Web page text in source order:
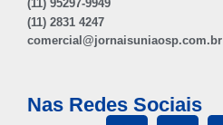
(11) 95297-9949
(11) 2831 4247
comercial@jornaisuniaosp.com.br
Nas Redes Sociais